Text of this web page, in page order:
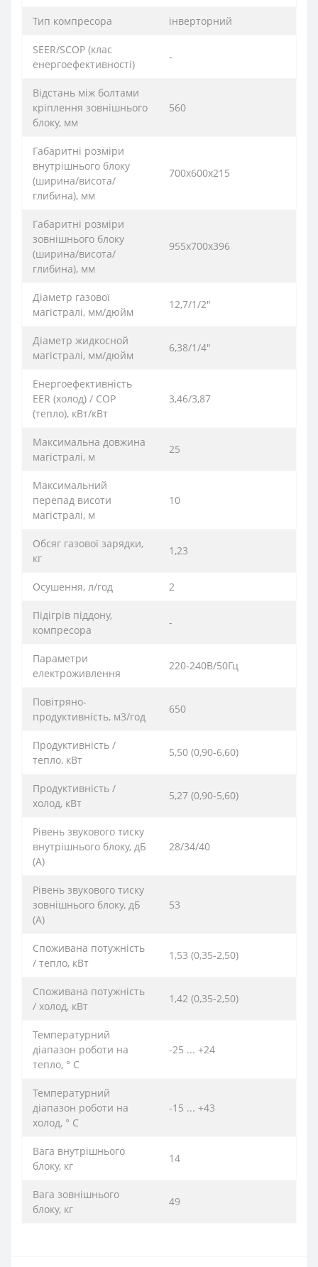
Тип компресора інверторний
SEER/SCOP (клас
енергоефективності)
-
Відстань між болтами
кріплення зовнішнього
блоку, мм
560
Габаритні розміри
внутрішнього блоку
(ширина/висота/
глибина), мм
700х600х215
Габаритні розміри
зовнішнього блоку
(ширина/висота/
глибина), мм
955х700х396
Діаметр газової
магістралі, мм/дюйм
12,7/1/2"
Діаметр жидкосной
магістралі, мм/дюйм
6,38/1/4"
Енергоефективність
EER (холод) / COP
(тепло), кВт/кВт
3,46/3,87
Максимальна довжина
магістралі, м
25
Максимальний
перепад висоти
магістралі, м
10
Обсяг газової зарядки,
кг
1,23
Осушення, л/год 2
Підігрів піддону,
компресора
-
Параметри
електроживлення
220-240В/50Гц
Повітряно-
продуктивність, м3/год
650
Продуктивність /
тепло, кВт
5,50 (0,90-6,60)
Продуктивність /
холод, кВт
5,27 (0,90-5,60)
Рівень звукового тиску
внутрішнього блоку, дБ
(А)
28/34/40
Рівень звукового тиску
зовнішнього блоку, дБ
(А)
53
Споживана потужність
/ тепло, кВт
1,53 (0,35-2,50)
Споживана потужність
/ холод, кВт
1,42 (0,35-2,50)
Температурний
діапазон роботи на
тепло, ° C
-25 ... +24
Температурний
діапазон роботи на
холод, ° C
-15 ... +43
Вага внутрішнього
блоку, кг
14
Вага зовнішнього
блоку, кг
49